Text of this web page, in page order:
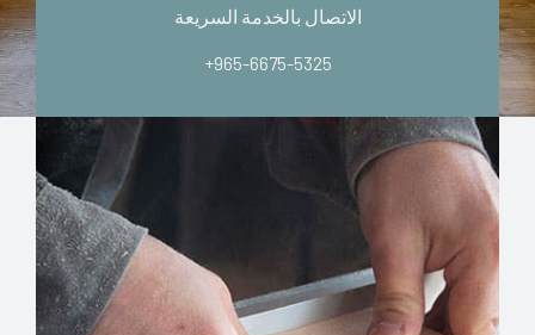
الاتصال بالخدمة السريعة
+965-6675-5325